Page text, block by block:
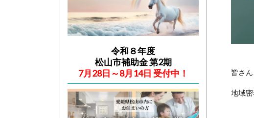
皆さん
地域
令和８年度
松山市補助金 第2期
7月28日～8月14日 受付中！